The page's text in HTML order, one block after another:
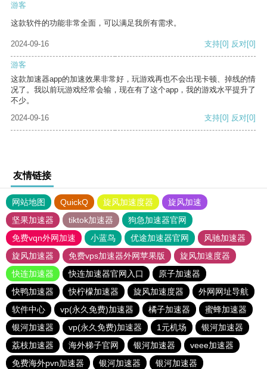
游客
这款软件的功能非常全面，可以满足我所有需求。
2024-09-16 支持[0] 反对[0]
游客
这款加速器app的加速效果非常好，玩游戏再也不会出现卡顿、掉线的情
况了。我以前玩游戏经常会输，现在有了这个app，我的游戏水平提升了
不少。
2024-09-16
支持[0] 反对[0]
友情链接
网站地图 QuickQ 旋风加速度器
旋风加速
坚果加速器
tiktok加速器
狗急加速器官网
免费vqn外网加速
小蓝鸟 优途加速器官网
风驰加速器
旋风加速器
免费vps加速器外网苹果版
旋风加速度器
快连加速器
快连加速器官网入口
原子加速器
快鸭加速器
快柠檬加速器 旋风加速度器
外网网址导航
软件中心
vp(永久免费)加速器 橘子加速器
蜜蜂加速器
银河加速器
vp(永久免费)加速器 1元机场
银河加速器
荔枝加速器
海外梯子官网 银河加速器
veee加速器
免费海外pvn加速器
银河加速器 银河加速器